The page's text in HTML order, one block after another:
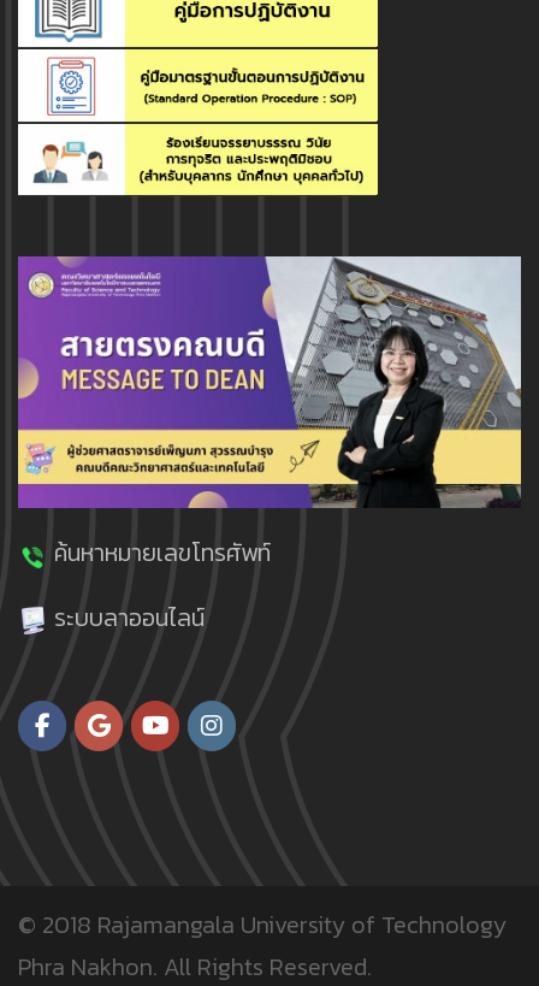
ค้นหาหมายเลขโทรศัพท์
ระบบลาออนไลน์
© 2018 Rajamangala University of Technology
Phra Nakhon. All Rights Reserved.